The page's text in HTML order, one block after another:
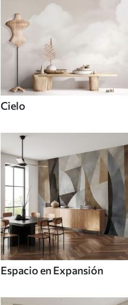
Cielo
Espacio en Expansión